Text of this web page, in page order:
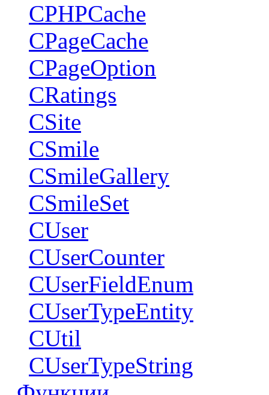
CPHPCache
CPageCache
CPageOption
CRatings
CSite
CSmile
CSmileGallery
CSmileSet
CUser
CUserCounter
CUserFieldEnum
CUserTypeEntity
CUtil
CUserTypeString